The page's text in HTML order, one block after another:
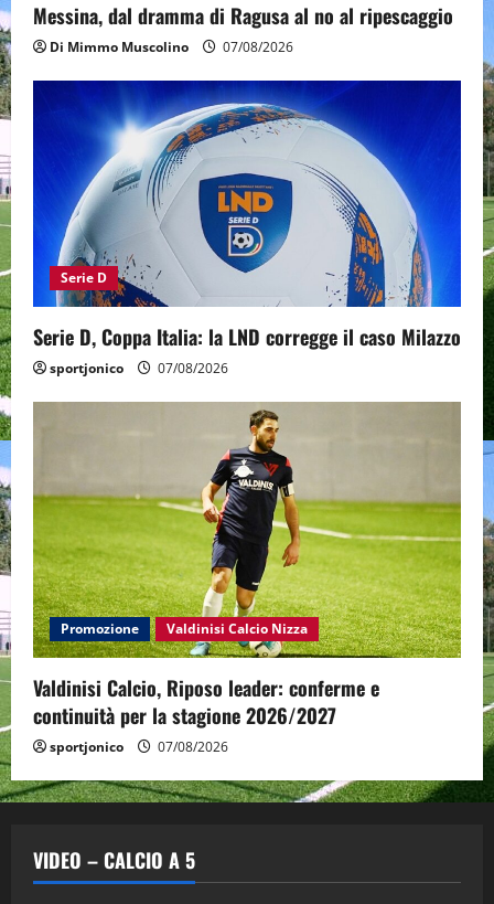
Messina, dal dramma di Ragusa al no al ripescaggio
Di Mimmo Muscolino 07/08/2026
Serie D
Serie D, Coppa Italia: la LND corregge il caso Milazzo
sportjonico 07/08/2026
Promozione Valdinisi Calcio Nizza
Valdinisi Calcio, Riposo leader: conferme e
continuità per la stagione 2026/2027
sportjonico 07/08/2026
VIDEO – CALCIO A 5